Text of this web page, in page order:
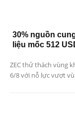
30% nguồn
liệu mốc 512
ZEC thử thách vùng
6/8 với nỗ lực vượt